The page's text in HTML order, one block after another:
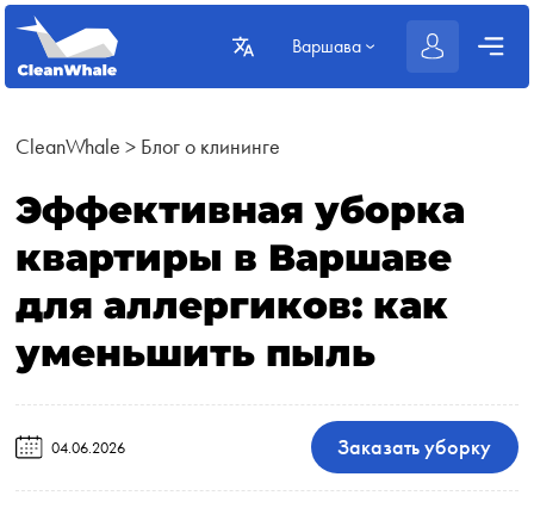
Варшава
CleanWhale > Блог о клининге
Эффективная уборка
квартиры в Варшаве
для аллергиков: как
уменьшить пыль
04.06.2026 Заказать уборку